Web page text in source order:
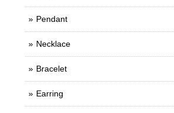
Pendant
Necklace
Bracelet
Earring